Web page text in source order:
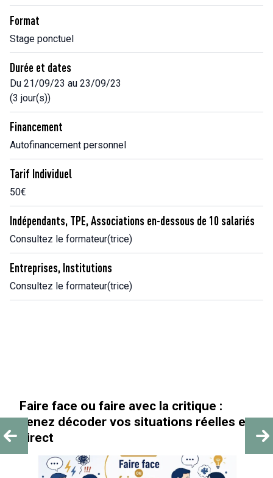
Format
Stage ponctuel
Durée et dates
Du 21/09/23 au 23/09/23
(3 jour(s))
Financement
Autofinancement personnel
Tarif Individuel
50€
Indépendants, TPE, Associations en-dessous de 10 salariés
Consultez le formateur(trice)
Entreprises, Institutions
Consultez le formateur(trice)
Faire face ou faire avec la critique :
venez décoder vos situations réelles en
direct